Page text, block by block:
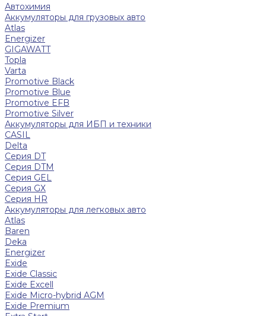
Автохимия
Аккумуляторы для грузовых авто
Atlas
Energizer
GIGAWATT
Topla
Varta
Promotive Black
Promotive Blue
Promotive EFB
Promotive Silver
Аккумуляторы для ИБП и техники
CASIL
Delta
Серия DT
Серия DTM
Серия GEL
Серия GХ
Серия HR
Аккумуляторы для легковых авто
Atlas
Baren
Deka
Energizer
Exide
Exide Classic
Exide Excell
Exide Micro-hybrid AGM
Exide Premium